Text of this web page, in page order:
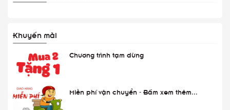
Khuyến mãi
Chương trình tạm dừng
Miễn phí vận chuyển - Bấm xem thêm...